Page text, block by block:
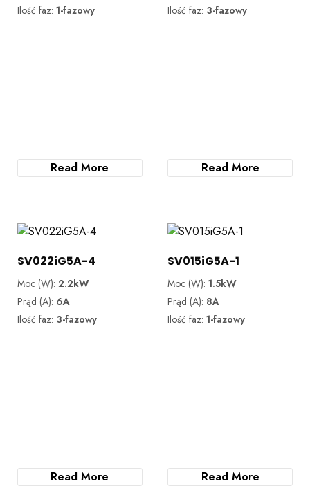
Ilość faz: 1-fazowy
Read More
Ilość faz: 3-fazowy
Read More
SV022iG5A-4
Moc (W): 2.2kW
Prąd (A): 6A
Ilość faz: 3-fazowy
Read More
SV015iG5A-1
Moc (W):1.5kW
Prąd (A): 8A
Ilość faz:1-fazowy
Read More